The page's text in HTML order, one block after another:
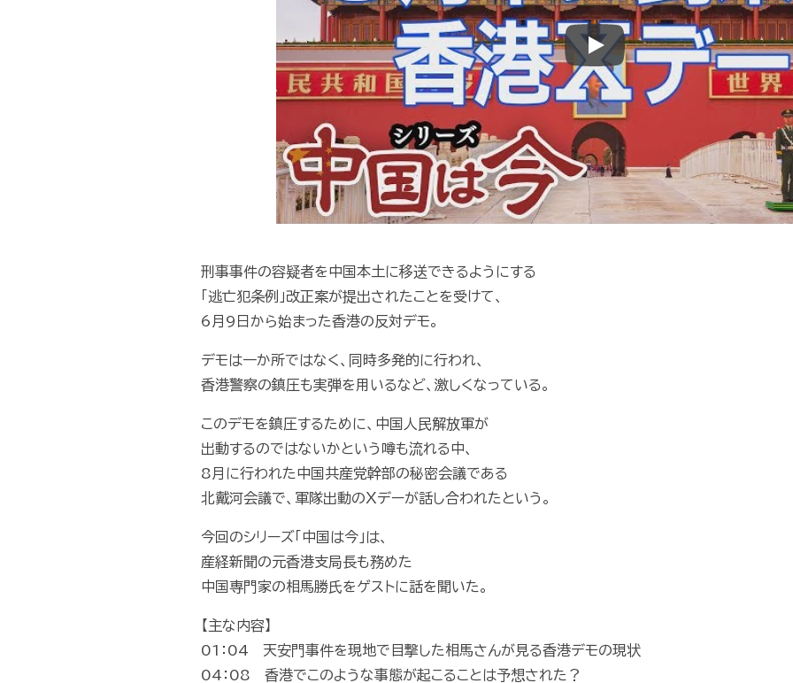
Play
刑事事件の容疑者を中国本土に移送できるようにする
「逃亡犯条例」改正案が提出されたことを受けて、
6月9日から始まった香港の反対デモ。
デモは一か所ではなく、同時多発的に行われ、
香港警察の鎮圧も実弾を用いるなど、激しくなっている。
このデモを鎮圧するために、中国人民解放軍が
出動するのではないかという噂も流れる中、
8月に行われた中国共産党幹部の秘密会議である
北戴河会議で、軍隊出動のＸデーが話し合われたという。
今回のシリーズ「中国は今」は、
産経新聞の元香港支局長も務めた
中国専門家の相馬勝氏をゲストに話を聞いた。
【主な内容】
01：04 天安門事件を現地で目撃した相馬さんが見る香港デモの現状
04：08 香港でこのような事態が起こることは予想された？